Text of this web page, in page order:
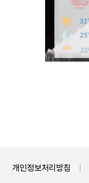
개인정보처리방침